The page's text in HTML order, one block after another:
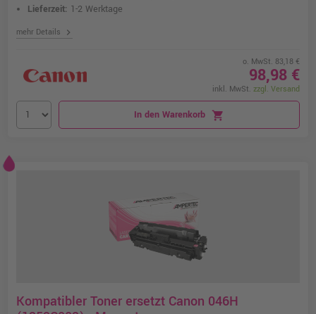
Lieferzeit: 1-2 Werktage
mehr Details chevron_right
o. MwSt. 83,18 €
98,98 €
inkl. MwSt. zzgl. Versand
In den Warenkorb shopping_cart
Kompatibler Toner ersetzt Canon 046H